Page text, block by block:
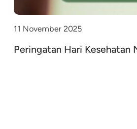
11 November 2025
Peringatan Hari Kesehatan